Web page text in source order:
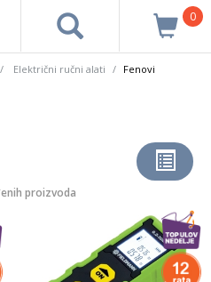
0
Električni ručni alati Fenovi
proizvoda